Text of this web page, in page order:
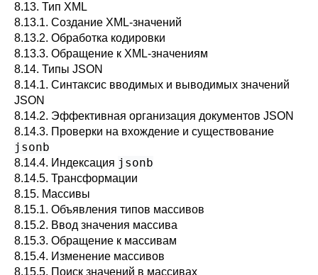
8.13. Тип XML
8.13.1. Создание XML-значений
8.13.2. Обработка кодировки
8.13.3. Обращение к XML-значениям
8.14. Типы JSON
8.14.1. Синтаксис вводимых и выводимых значений
JSON
8.14.2. Эффективная организация документов JSON
8.14.3. Проверки на вхождение и существование
jsonb
8.14.4. Индексация jsonb
8.14.5. Трансформации
8.15. Массивы
8.15.1. Объявления типов массивов
8.15.2. Ввод значения массива
8.15.3. Обращение к массивам
8.15.4. Изменение массивов
8.15.5. Поиск значений в массивах